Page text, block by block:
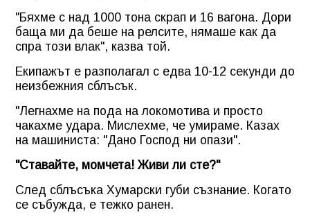
"Бяхме с над 1000 тона скрап и 16 вагона. Дори
баща ми да беше на релсите, нямаше как да
спра този влак", казва той.
Екипажът е разполагал с едва 10-12 секунди до
неизбежния сблъсък.
"Легнахме на пода на локомотива и просто
чакахме удара. Мислехме, че умираме. Казах
на машиниста: "Дано Господ ни опази".
"Ставайте, момчета! Живи ли сте?"
След сблъсъка Хумарски губи съзнание. Когато
се събужда, е тежко ранен.